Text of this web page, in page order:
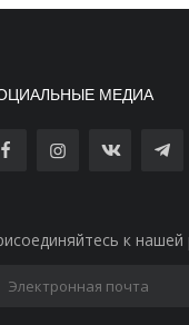
МЕДИА
к нашей